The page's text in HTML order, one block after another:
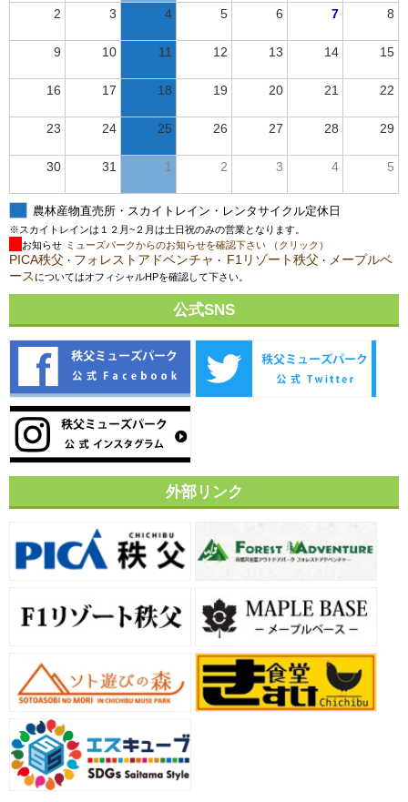
2 3 4 5 6 7 8
9 10 11 12 13 14 15
16 17 18 19 20 21 22
23 24 25 26 27 28 29
30 31 1 2 3 4 5
農林産物直売所・スカイトレイン・レンタサイクル定休日
※スカイトレインは１２月~２月は土日祝のみの営業となります。
お知らせ ミューズパークからのお知らせを確認下さい （クリック）
PICA秩父 ・ フォレストアドベンチャ ・ F1リゾート秩父 ・ メープルベ
ース についてはオフィシャルHPを確認して下さい。
公式SNS
外部リンク